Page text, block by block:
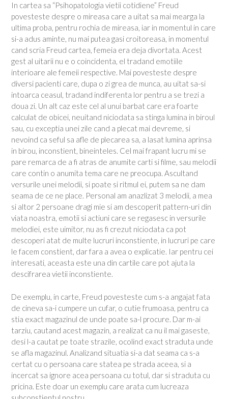
In cartea sa “Psihopatologia vietii cotidiene” Freud
povesteste despre o mireasa care a uitat sa mai mearga la
ultima proba, pentru rochia de mireasa, iar in momentul in care
si-a adus aminte, nu mai putea gasi croitoreasa, in momentul
cand scria Freud cartea, femeia era deja divortata. Acest
gest al uitarii nu e o coincidenta, el tradand emotiile
interioare ale femeii respective. Mai povesteste despre
diversi pacienti care, dupa o zi grea de munca, au uitat sa-si
intoarca ceasul, tradand indiferenta lor pentru a se trezi a
doua zi. Un alt caz este cel al unui barbat care era foarte
calculat de obicei, neuitand niciodata sa stinga lumina in biroul
sau, cu exceptia unei zile cand a plecat mai devreme, si
nevoind ca seful sa afle de plecarea sa, a lasat lumina aprinsa
in birou, inconstient, bineinteles. Cel mai frapant lucru mi se
pare remarca de a fi atras de anumite carti si filme, sau melodii
care contin o anumita tema care ne preocupa. Ascultand
versurile unei melodii, si poate si ritmul ei, putem sa ne dam
seama de ce ne place. Personal am anazlizat 3 melodii, a mea
si altor 2 persoane dragi mie si am descoperit pattern-uri din
viata noastra, emotii si actiuni care se regasesc in versurile
melodiei, este uimitor, nu as fi crezut niciodata ca pot
descoperi atat de multe lucruri inconstiente, in lucruri pe care
le facem constient, dar fara a avea o explicatie. Iar pentru cei
interesati, aceasta este una din cartile care pot ajuta la
descifrarea vietii inconstiente.
De exemplu, in carte, Freud povesteste cum s-a angajat fata
de cineva sa-i cumpere un cufar, o cutie frumoasa, pentru ca
stia exact magazinul de unde poate sa-l procure. Dar m-ai
tarziu, cautand acest magazin, a realizat ca nu il mai gaseste,
desi l-a cautat pe toate strazile, ocolind exact straduta unde
se afla magazinul. Analizand situatia si-a dat seama ca s-a
certat cu o persoana care statea pe strada aceea, si a
incercat sa ignore acea persoana cu totul, dar si straduta cu
pricina. Este doar un exemplu care arata cum lucreaza